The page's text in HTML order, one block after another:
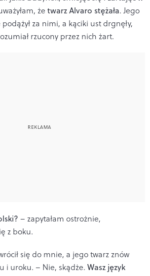
że twarz Alvaro stężała. Jego
za nimi, a kąciki ust drgnęły,
rzucony przez nich żart.
– zapytałam ostrożnie,
z boku.
się do mnie, a jego twarz znów
i uroku. – Nie, skądże. Wasz język